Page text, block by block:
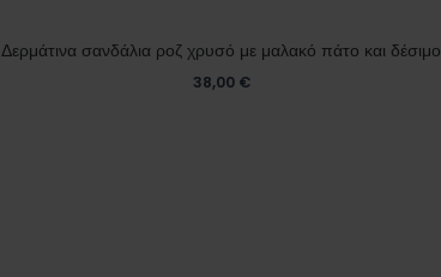
Δερμάτινα σανδάλια ροζ χρυσό με μαλακό πάτο και δέσιμο
38,00 €